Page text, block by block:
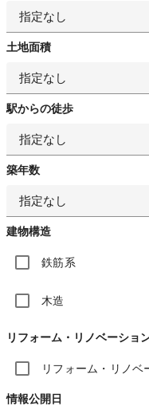
指定なし
土地面積
指定なし
駅からの徒歩
指定なし
築年数
指定なし
建物構造
鉄筋系
木造
リフォーム・リノベーショ
リフォーム・リノ
情報公開日